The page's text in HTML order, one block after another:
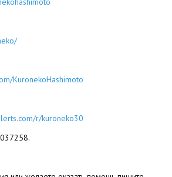
Edition
Force Remaster Fan Edition
Fan Edition
KuronekoHashimoto
r/kuroneko30